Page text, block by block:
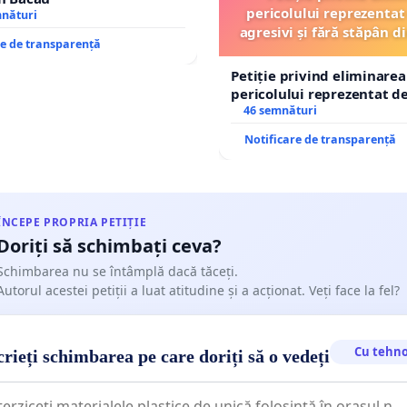
de intervenție imediată - În cazul în care un șofer
ducă la cel mai apropiat cabinet veterinar.
ar trebui oferite gratuit în cabinetele veterinare, iar
de socializare cu locația și starea acestuia.
de transparență
pericolului reprezentat
agresivi și fără stăpân
Petiție privind eliminarea
pericolului reprezentat
agresivi și fără stăpân din
46 semnături
Notificare de transparență
PROPRIA PETIȚIE
să schimbați ceva?
nu se întâmplă dacă tăceți.
acestei petiții a luat atitudine și a acționat. Veți face la fel?
schimbarea pe care doriți să o vedeți Cu